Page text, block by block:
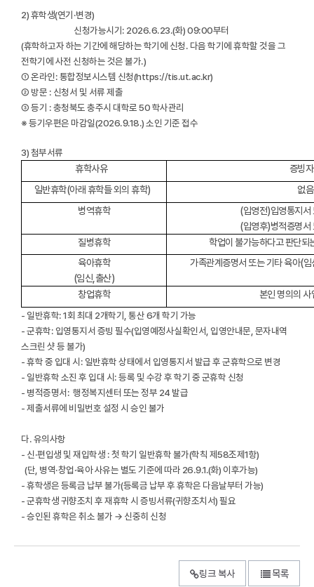
2) 휴학생(연기·변경)
신청가능시기: 2026.6.23.(화) 09:00부터
(휴학하고자 하는 기간에 해당하는 학기에 신청. 다음 학기에 휴학할 것을 그
전학기에 사전 신청하는 것은 불가.)
① 온라인: 통합정보시스템 신청(https://tis.ut.ac.kr)
② 방문 : 신청서 및 서류 제출
③ 등기 : 충청북도 충주시 대학로 50 학사관리
※ 등기우편은 마감일(2026.9.18.) 소인 기준 접수
3) 첨부서류
휴학사유
증빙
일반휴학(아래 휴학들 외의 휴학)
없음
병역휴학
(입영전)입영통지서
(입영후)병적증명서
질병휴학
학업이 불가능하다고 판단되
육아휴학
(임신,출산)
가족관계증명서 또는 기타 육아(
창업휴학
본인 명의의
- 일반휴학: 1회 최대 2개학기, 통산 6개 학기 가능
- 군휴학: 입영통지서 증빙 필수(입영예정사실확인서, 입영안내문, 문자내역
스크린 샷 등 불가)
- 휴학 중 입대 시: 일반휴학 상태에서 입영통지서 발급 후 군휴학으로 변경
- 일반휴학 소진 후 입대 시: 등록 및 수강 후 학기 중 군휴학 신청
- 병적증명서: 행정복지센터 또는 정부 24 발급
- 제출서류에 비밀번호 설정 시 승인 불가
다. 유의사항
- 신·편입생 및 재입학생 : 첫 학기 일반휴학 불가(학칙 제58조제1항)
(단, 병역·창업·육아 사유는 별도 기준에 따라 26.9.1.(화) 이후가능)
- 휴학생은 등록금 납부 불가(등록금 납부 후 휴학은 다음날부터 가능)
- 군휴학생 귀향조치 후 재휴학 시 증빙서류(귀향조치서) 필요
- 승인된 휴학은 취소 불가 → 신중히 신청
링크 복사 목록